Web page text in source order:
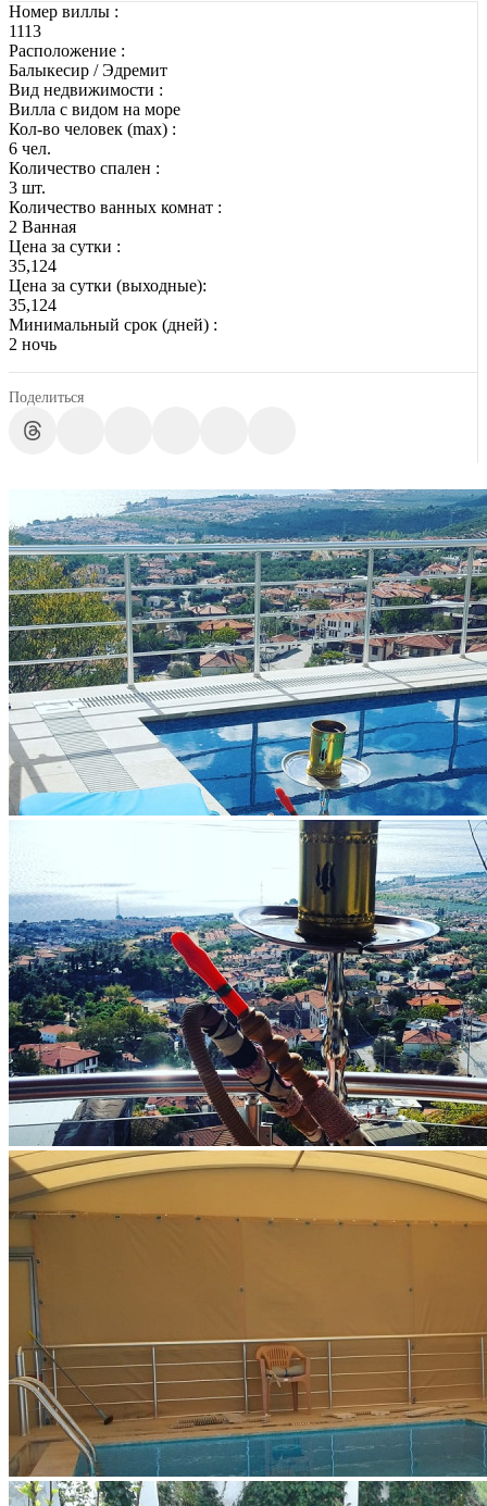
Номер виллы :
1113
Расположение :
Балыкесир / Эдремит
Вид недвижимости :
Вилла с видом на море
Кол-во человек (max) :
6 чел.
Количество спален :
3 шт.
Количество ванных комнат :
2 Ванная
Цена за сутки :
35,124
Цена за сутки (выходные):
35,124
Минимальный срок (дней) :
2 ночь
Поделиться